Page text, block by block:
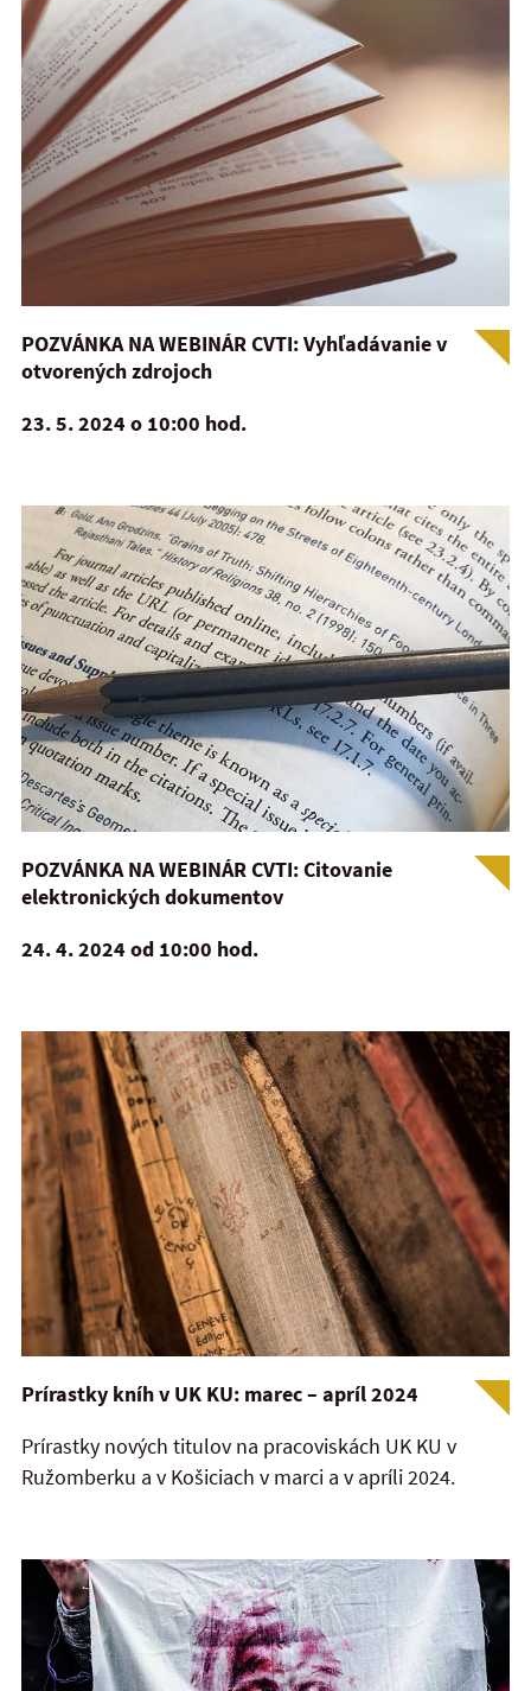
POZVÁNKA NA WEBINÁR CVTI: Vyhľadávanie v
otvorených zdrojoch
23. 5. 2024 o 10:00 hod.
POZVÁNKA NA WEBINÁR CVTI: Citovanie
elektronických dokumentov
24. 4. 2024 od 10:00 hod.
Prírastky kníh v UK KU: marec – apríl 2024
Prírastky nových titulov na pracoviskách UK KU v
Ružomberku a v Košiciach v marci a v apríli 2024.